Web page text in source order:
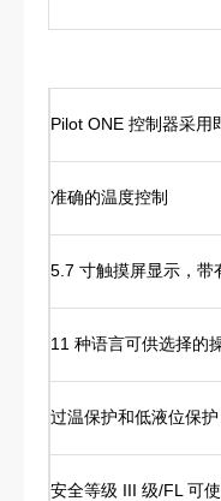
Pilot ONE 控制器采用
准确的温度控制
5.7 寸触摸屏显示，带
11 种语言可供选择的
过温保护和低液位保护
安全等级 III 级/FL 可